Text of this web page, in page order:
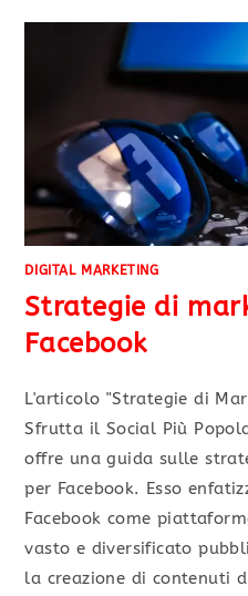
DIGITAL MARKETING
Strategie di
Facebook
L'articolo "Strategie di
Sfrutta il Social Più
offre una guida sulle
per Facebook. Esso
Facebook come
vasto e diversificato
la creazione di contenuti